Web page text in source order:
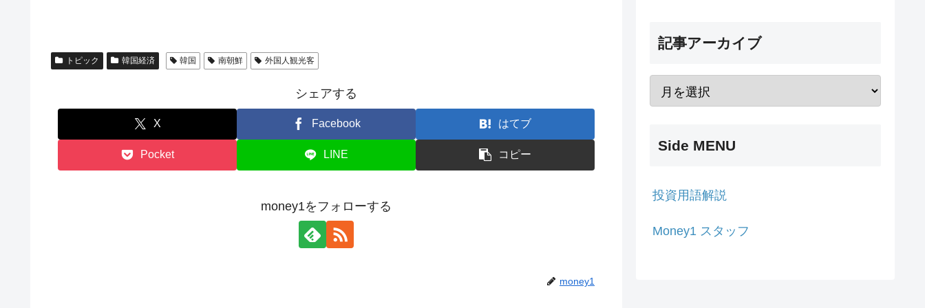
トピック 韓国経済 韓国 南朝鮮 外国人観光客
シェアする
X Facebook はてブ
Pocket LINE コピー
money1をフォローする
money1
記事アーカイブ
Side MENU
投資用語解説
Money1 スタッフ